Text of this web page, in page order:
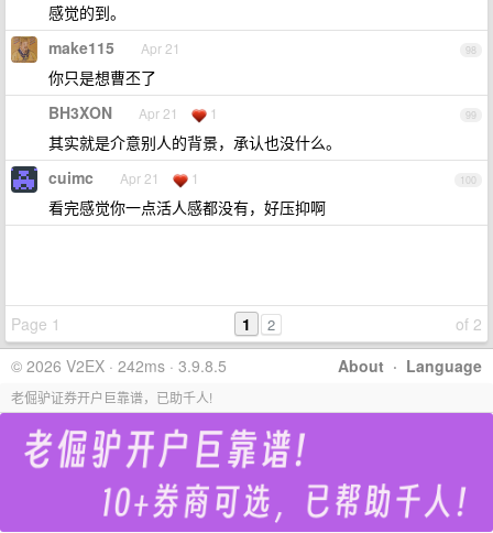
感觉的到。
98
make115 Apr 21
你只是想曹丕了
99
BH3XON Apr 21 1
其实就是介意别人的背景，承认也没什么。
100
cuimc Apr 21 1
看完感觉你一点活人感都没有，好压抑啊
Page 1 of 2
1 2
About · Language
© 2026 V2EX · 242ms · 3.9.8.5
老倔驴证券开户巨靠谱，已助千人!